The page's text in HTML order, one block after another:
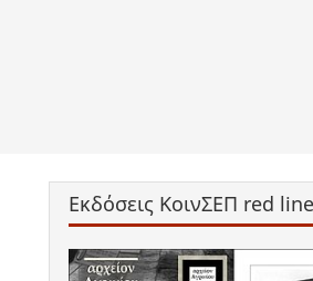
Εκδόσεις ΚοινΣΕΠ red